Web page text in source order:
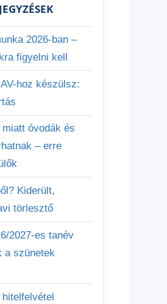
2026-ban –
figyelni kell
hoz készülsz:
óvodák és
– erre
Kiderült,
törlesztő
2027-es tanév
a szünetek